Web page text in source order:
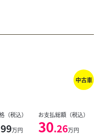
パーネイキッド「Zシ
ットレイダウンリヤ
タルブレーキディス
本格装備に加え、高
空冷4ストローク単
た燃費性能を実現。
マニュアルクラッ
れるモデルとなって
中古車
（税込）
万円
お支払総額（税込）
30.26万円